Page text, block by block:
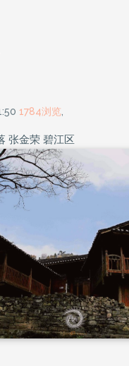
1784浏览
张金荣 碧江区